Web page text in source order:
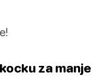
za manje